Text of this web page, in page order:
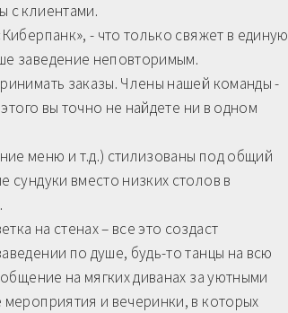
с клиентами.
- что только свяжет в единую
заведение неповторимым.
заказы. Члены нашей команды -
вы точно не найдете ни в одном
меню и т.д.) стилизованы под общий
вместо низких столов в
на стенах – все это создаст
по душе, будь-то танцы на всю
на мягких диванах за уютными
и вечеринки, в которых